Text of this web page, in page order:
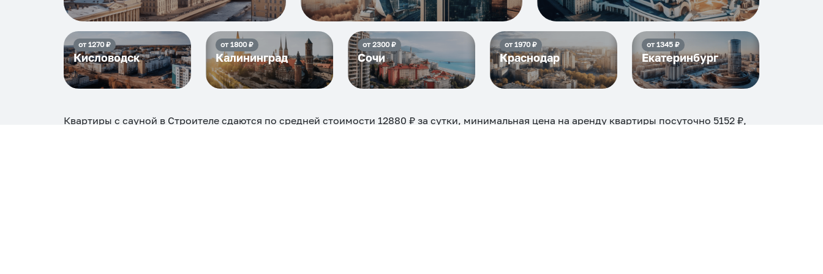
от 1270₽
Кисловодск
от 1800₽
Калининград
от 2300₽
Сочи
от 1970₽
Краснодар
от 1345₽
Екатеринбург
Квартиры с сауной в Строителе сдаются по средней стоимости 12880 ₽ за сутки, минимальная цена на аренду квартиры посуточно 5152 ₽,